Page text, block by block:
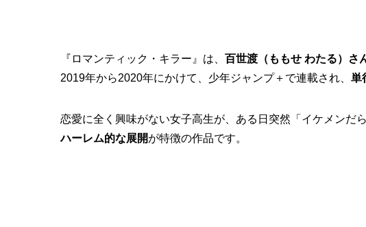
『ロマンティック・キラー』は、 百世渡（ももせ わたる）さ
2019年から2020年にかけて、少年ジャンプ＋で連載され、 単
恋愛に全く興味がない女子高生が、ある日突然「イケメン
ハーレム的な展開が特徴の作品です。